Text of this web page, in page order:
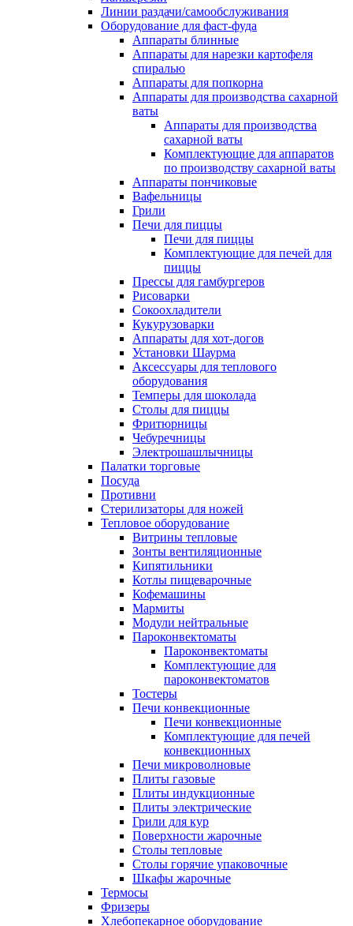
Линии раздачи/самообслуживания
Оборудование для фаст-фуда
Аппараты блинные
Аппараты для нарезки картофеля
спиралью
Аппараты для попкорна
Аппараты для производства сахарной
ваты
Аппараты для производства
сахарной ваты
Комплектующие для аппаратов
по производству сахарной ваты
Аппараты пончиковые
Вафельницы
Грили
Печи для пиццы
Печи для пиццы
Комплектующие для печей для
пиццы
Прессы для гамбургеров
Рисоварки
Сокоохладители
Кукурузоварки
Аппараты для хот-догов
Установки Шаурма
Аксессуары для теплового
оборудования
Темперы для шоколада
Столы для пиццы
Фритюрницы
Чебуречницы
Электрошашлычницы
Палатки торговые
Посуда
Противни
Стерилизаторы для ножей
Тепловое оборудование
Витрины тепловые
Зонты вентиляционные
Кипятильники
Котлы пищеварочные
Кофемашины
Мармиты
Модули нейтральные
Пароконвектоматы
Пароконвектоматы
Комплектующие для
пароконвектоматов
Тостеры
Печи конвекционные
Печи конвекционные
Комплектующие для печей
конвекционных
Печи микроволновые
Плиты газовые
Плиты индукционные
Плиты электрические
Грили для кур
Поверхности жарочные
Столы тепловые
Столы горячие упаковочные
Шкафы жарочные
Термосы
Фризеры
Хлебопекарное оборудование